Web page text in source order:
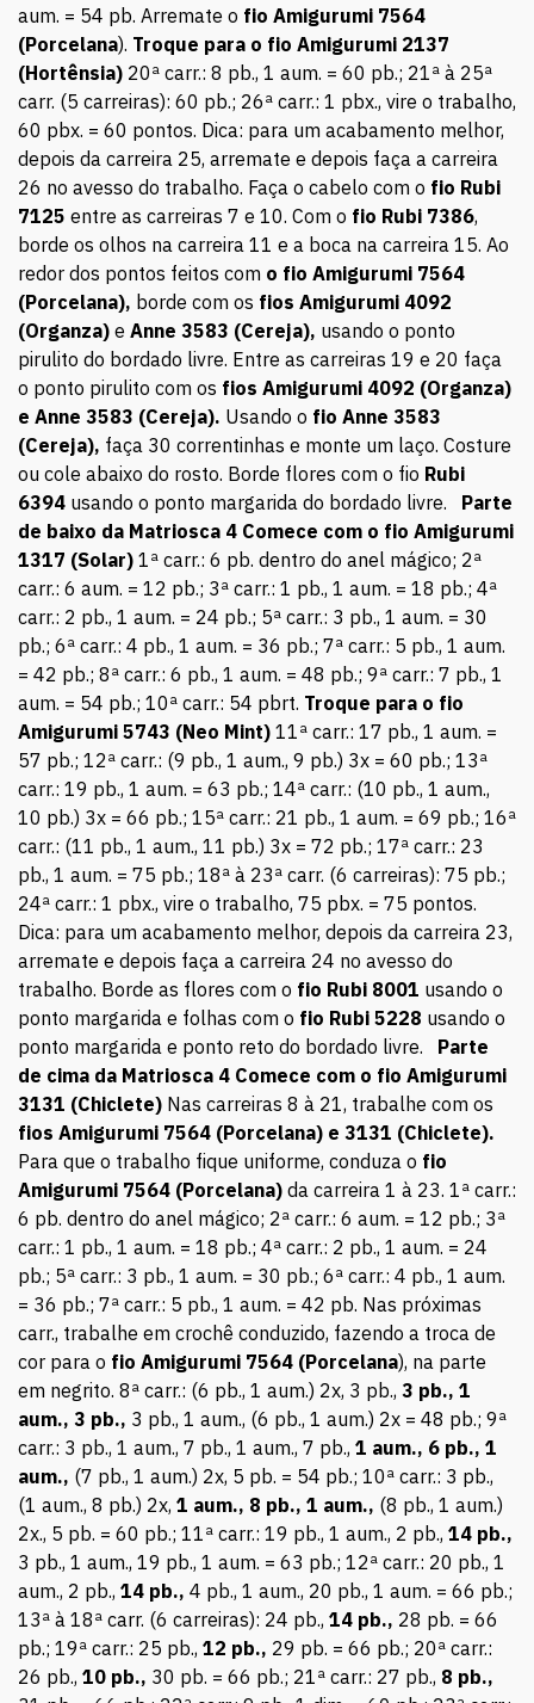
aum. = 54 pb. Arremate o fio Amigurumi 7564
(Porcelana). Troque para o fio Amigurumi 2137
(Hortênsia) 20ª carr.: 8 pb., 1 aum. = 60 pb.; 21ª à 25ª
carr. (5 carreiras): 60 pb.; 26ª carr.: 1 pbx., vire o trabalho,
60 pbx. = 60 pontos. Dica: para um acabamento melhor,
depois da carreira 25, arremate e depois faça a carreira
26 no avesso do trabalho. Faça o cabelo com o fio Rubi
7125 entre as carreiras 7 e 10. Com o fio Rubi 7386,
borde os olhos na carreira 11 e a boca na carreira 15. Ao
redor dos pontos feitos com o fio Amigurumi 7564
(Porcelana), borde com os fios Amigurumi 4092
(Organza) e Anne 3583 (Cereja), usando o ponto
pirulito do bordado livre. Entre as carreiras 19 e 20 faça
o ponto pirulito com os fios Amigurumi 4092 (Organza)
e Anne 3583 (Cereja). Usando o fio Anne 3583
(Cereja), faça 30 correntinhas e monte um laço. Costure
ou cole abaixo do rosto. Borde flores com o fio Rubi
6394 usando o ponto margarida do bordado livre. Parte
de baixo da Matriosca 4 Comece com o fio Amigurumi
1317 (Solar) 1ª carr.: 6 pb. dentro do anel mágico; 2ª
carr.: 6 aum. = 12 pb.; 3ª carr.: 1 pb., 1 aum. = 18 pb.; 4ª
carr.: 2 pb., 1 aum. = 24 pb.; 5ª carr.: 3 pb., 1 aum. = 30
pb.; 6ª carr.: 4 pb., 1 aum. = 36 pb.; 7ª carr.: 5 pb., 1 aum.
= 42 pb.; 8ª carr.: 6 pb., 1 aum. = 48 pb.; 9ª carr.: 7 pb., 1
aum. = 54 pb.; 10ª carr.: 54 pbrt. Troque para o fio
Amigurumi 5743 (Neo Mint) 11ª carr.: 17 pb., 1 aum. =
57 pb.; 12ª carr.: (9 pb., 1 aum., 9 pb.) 3x = 60 pb.; 13ª
carr.: 19 pb., 1 aum. = 63 pb.; 14ª carr.: (10 pb., 1 aum.,
10 pb.) 3x = 66 pb.; 15ª carr.: 21 pb., 1 aum. = 69 pb.; 16ª
carr.: (11 pb., 1 aum., 11 pb.) 3x = 72 pb.; 17ª carr.: 23
pb., 1 aum. = 75 pb.; 18ª à 23ª carr. (6 carreiras): 75 pb.;
24ª carr.: 1 pbx., vire o trabalho, 75 pbx. = 75 pontos.
Dica: para um acabamento melhor, depois da carreira 23,
arremate e depois faça a carreira 24 no avesso do
trabalho. Borde as flores com o fio Rubi 8001 usando o
ponto margarida e folhas com o fio Rubi 5228 usando o
ponto margarida e ponto reto do bordado livre. Parte
de cima da Matriosca 4 Comece com o fio Amigurumi
3131 (Chiclete) Nas carreiras 8 à 21, trabalhe com os
fios Amigurumi 7564 (Porcelana) e 3131 (Chiclete).
Para que o trabalho fique uniforme, conduza o fio
Amigurumi 7564 (Porcelana) da carreira 1 à 23. 1ª carr.:
6 pb. dentro do anel mágico; 2ª carr.: 6 aum. = 12 pb.; 3ª
carr.: 1 pb., 1 aum. = 18 pb.; 4ª carr.: 2 pb., 1 aum. = 24
pb.; 5ª carr.: 3 pb., 1 aum. = 30 pb.; 6ª carr.: 4 pb., 1 aum.
= 36 pb.; 7ª carr.: 5 pb., 1 aum. = 42 pb. Nas próximas
carr., trabalhe em crochê conduzido, fazendo a troca de
cor para o fio Amigurumi 7564 (Porcelana), na parte
em negrito. 8ª carr.: (6 pb., 1 aum.) 2x, 3 pb., 3 pb., 1
aum., 3 pb., 3 pb., 1 aum., (6 pb., 1 aum.) 2x = 48 pb.; 9ª
carr.: 3 pb., 1 aum., 7 pb., 1 aum., 7 pb., 1 aum., 6 pb., 1
aum., (7 pb., 1 aum.) 2x, 5 pb. = 54 pb.; 10ª carr.: 3 pb.,
(1 aum., 8 pb.) 2x, 1 aum., 8 pb., 1 aum., (8 pb., 1 aum.)
2x., 5 pb. = 60 pb.; 11ª carr.: 19 pb., 1 aum., 2 pb., 14 pb.,
3 pb., 1 aum., 19 pb., 1 aum. = 63 pb.; 12ª carr.: 20 pb., 1
aum., 2 pb., 14 pb., 4 pb., 1 aum., 20 pb., 1 aum. = 66 pb.;
13ª à 18ª carr. (6 carreiras): 24 pb., 14 pb., 28 pb. = 66
pb.; 19ª carr.: 25 pb., 12 pb., 29 pb. = 66 pb.; 20ª carr.:
26 pb., 10 pb., 30 pb. = 66 pb.; 21ª carr.: 27 pb., 8 pb.,